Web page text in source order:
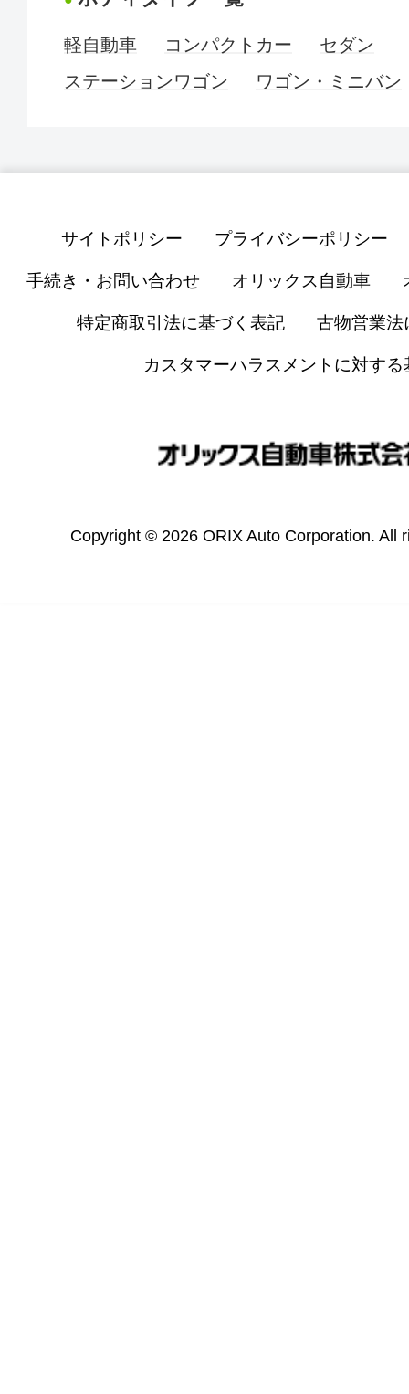
軽自動車 コンパクトカー
セダン
ステーションワゴン
ワゴン・ミニバン
サイトポリシー プライバシーポリシー
手続き・お問い合わせ オリックス自動車
特定商取引法に基づく表記 古物営業法
カスタマーハラスメントに対する
Copyright © 2026 ORIX Auto Corporation. All